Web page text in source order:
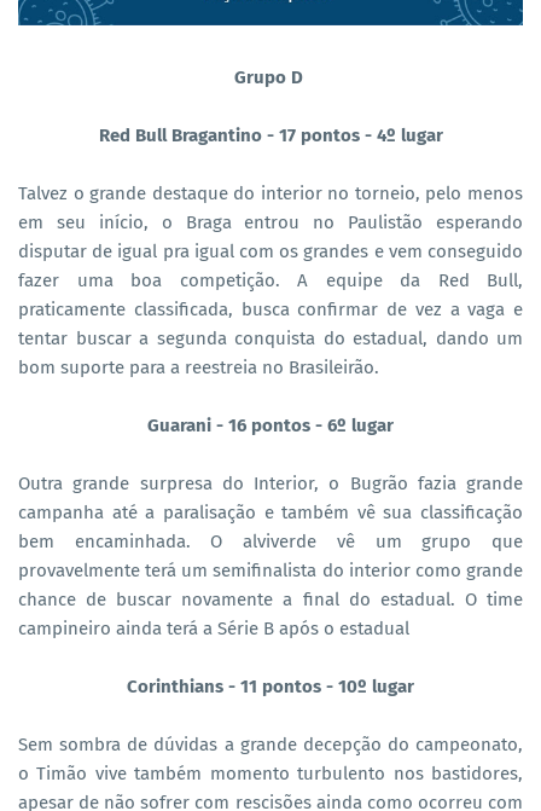
Grupo D
Red Bull Bragantino - 17 pontos - 4º lugar
Talvez o grande destaque do interior no torneio, pelo menos
em seu início, o Braga entrou no Paulistão esperando
disputar de igual pra igual com os grandes e vem conseguido
fazer uma boa competição. A equipe da Red Bull,
praticamente classificada, busca confirmar de vez a vaga e
tentar buscar a segunda conquista do estadual, dando um
bom suporte para a reestreia no Brasileirão.
Guarani - 16 pontos - 6º lugar
Outra grande surpresa do Interior, o Bugrão fazia grande
campanha até a paralisação e também vê sua classificação
bem encaminhada. O alviverde vê um grupo que
provavelmente terá um semifinalista do interior como grande
chance de buscar novamente a final do estadual. O time
campineiro ainda terá a Série B após o estadual
Corinthians - 11 pontos - 10º lugar
Sem sombra de dúvidas a grande decepção do campeonato,
o Timão vive também momento turbulento nos bastidores,
apesar de não sofrer com rescisões ainda como ocorreu com